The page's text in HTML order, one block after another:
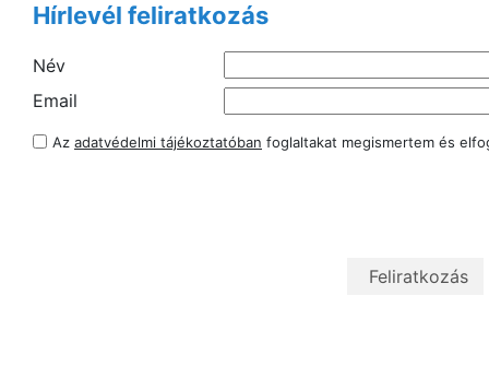
Hírlevél feliratkozás
Név
Email
Az adatvédelmi tájékoztatóban foglaltakat megismertem és